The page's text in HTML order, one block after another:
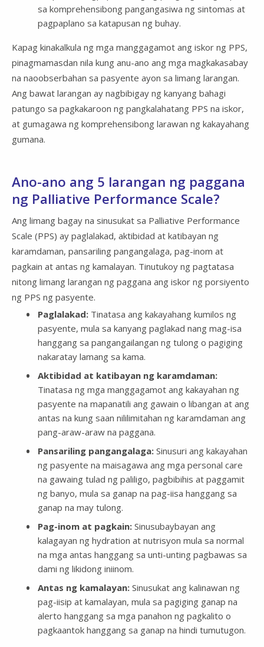
sa komprehensibong pangangasiwa ng sintomas at
pagpaplano sa katapusan ng buhay.
Kapag kinakalkula ng mga manggagamot ang iskor ng PPS,
pinagmamasdan nila kung anu-ano ang mga magkakasabay
na naoobserbahan sa pasyente ayon sa limang larangan.
Ang bawat larangan ay nagbibigay ng kanyang bahagi
patungo sa pagkakaroon ng pangkalahatang PPS na iskor,
at gumagawa ng komprehensibong larawan ng kakayahang
gumana.
Ano-ano ang 5 larangan ng paggana
ng Palliative Performance Scale?
Ang limang bagay na sinusukat sa Palliative Performance
Scale (PPS) ay paglalakad, aktibidad at katibayan ng
karamdaman, pansariling pangangalaga, pag-inom at
pagkain at antas ng kamalayan. Tinutukoy ng pagtatasa
nitong limang larangan ng paggana ang iskor ng porsiyento
ng PPS ng pasyente.
Paglalakad: Tinatasa ang kakayahang kumilos ng
pasyente, mula sa kanyang paglakad nang mag-isa
hanggang sa pangangailangan ng tulong o pagiging
nakaratay lamang sa kama.
Aktibidad at katibayan ng karamdaman:
Tinatasa ng mga manggagamot ang kakayahan ng
pasyente na mapanatili ang gawain o libangan at ang
antas na kung saan nililimitahan ng karamdaman ang
pang-araw-araw na paggana.
Pansariling pangangalaga: Sinusuri ang kakayahan
ng pasyente na maisagawa ang mga personal care
na gawaing tulad ng paliligo, pagbibihis at paggamit
ng banyo, mula sa ganap na pag-iisa hanggang sa
ganap na may tulong.
Pag-inom at pagkain: Sinusubaybayan ang
kalagayan ng hydration at nutrisyon mula sa normal
na mga antas hanggang sa unti-unting pagbawas sa
dami ng likidong iniinom.
Antas ng kamalayan: Sinusukat ang kalinawan ng
pag-iisip at kamalayan, mula sa pagiging ganap na
alerto hanggang sa mga panahon ng pagkalito o
pagkaantok hanggang sa ganap na hindi tumutugon.